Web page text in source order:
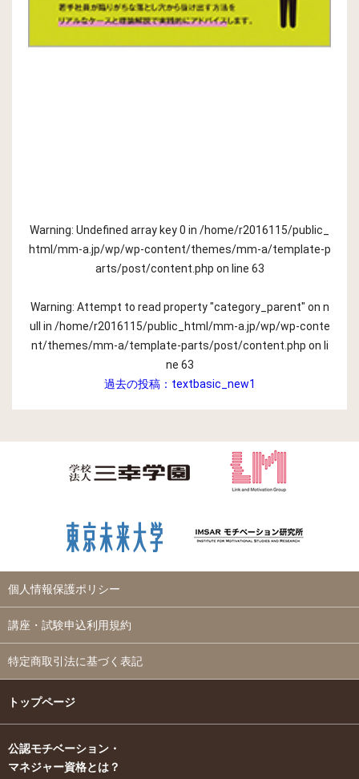
Warning: Undefined array key 0 in /home/r2016115/public_
html/mm-a.jp/wp/wp-content/themes/mm-a/template-p
arts/post/content.php on line 63
Warning: Attempt to read property "category_parent" on n
ull in /home/r2016115/public_html/mm-a.jp/wp/wp-conte
nt/themes/mm-a/template-parts/post/content.php on li
ne 63
過去の投稿： textbasic_new1
個人情報保護ポリシー
講座・試験申込利用規約
特定商取引法に基づく表記
トップページ
公認モチベーション・
マネジャー資格とは？